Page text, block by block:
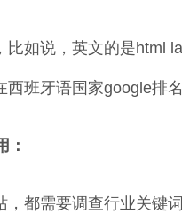
比如说，英文的是html
班牙语国家google排名
：
，都需要调查行业关键